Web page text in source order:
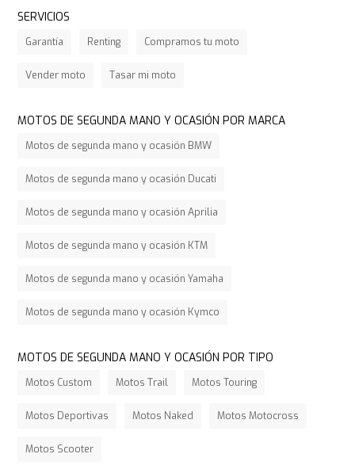
tiempos.
SERVICIOS
Garantía Renting Compramos tu moto
Vender moto Tasar mi moto
MOTOS DE SEGUNDA MANO Y OCASIÓN POR MARCA
Motos de segunda mano y ocasión BMW
Motos de segunda mano y ocasión Ducati
Motos de segunda mano y ocasión Aprilia
Motos de segunda mano y ocasión KTM
Motos de segunda mano y ocasión Yamaha
Motos de segunda mano y ocasión Kymco
MOTOS DE SEGUNDA MANO Y OCASIÓN POR TIPO
Motos Custom Motos Trail Motos Touring
Motos Deportivas Motos Naked Motos Motocross
Motos Scooter